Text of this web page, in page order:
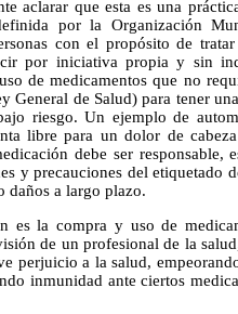
aclarar que esta es una
por la Organización
con el propósito de
por iniciativa propia y sin
de medicamentos que no
de Salud) para tener
riesgo. Un ejemplo de
libre para un dolor de
debe ser responsable,
y precauciones del etiquetado
daños a largo plazo.
es la compra y uso de
de un profesional de la
perjuicio a la salud,
inmunidad ante ciertos